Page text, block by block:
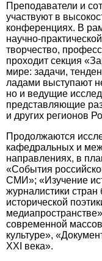
Преподаватели и
участвуют в
конференциях. В
научно-
творчество,
проходит секция
мире: задачи,
ладами выступают
но и ведущие
представляющие
и других регионов
Продолжаются
кафедральных и
направлениях, в
«События
СМИ»; «Изучение
журналистики
исторической
современной
культуре»,
XXI века».